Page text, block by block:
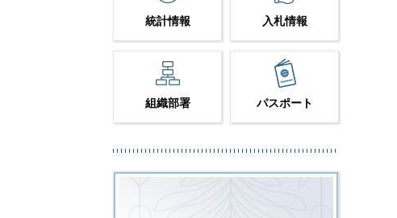
統計情報 入札情報
組織部署 パスポート